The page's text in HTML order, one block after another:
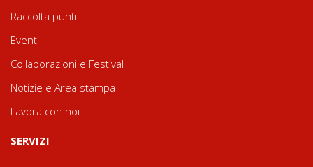
Raccolta punti
Eventi
Collaborazioni e Festival
Notizie e Area stampa
Lavora con noi
SERVIZI